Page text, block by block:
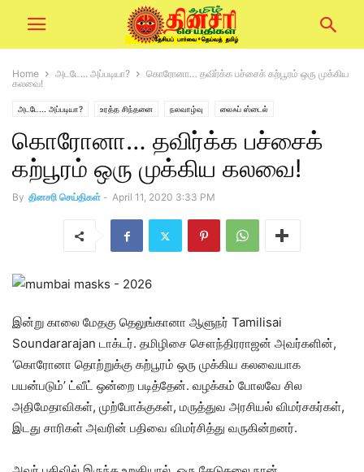
Home அடடே... அப்படியா?
கொரோனா… தவிர்க்க பச்சைக் கற்பூரம் ஒரு முக்கிய
கலவை!
அடடே... அப்படியா? உரத்த சிந்தனை நலவாழ்வு லைஃப் ஸ்டைல்
கொரோனா… தவிர்க்க பச்சைக்
கற்பூரம் ஒரு முக்கிய கலவை!
By தினசரி செய்திகள் - April 11, 2020 3:33 PM
இன்று காலை மேதகு தெலுங்கானா ஆளுநர் Tamilisai
Soundararajan டாக்டர். தமிழிசை சௌந்திரராஜன் அவர்களின்,
‘கொரோனா தொற்றுக்கு கற்பூரம் ஒரு முக்கிய கலவையாக
பயன்படும்’ ட்வீட் ஒன்றை படித்தேன். வழக்கம் போலவே சில
அதிமேதாவிகள், முற்போக்குகள், மருத்துவ அரசியல் விமர்சகர்கள்,
இடது சாரிகள் அவரின் பதிவை விமர்சித்து வருகின்றனர்.